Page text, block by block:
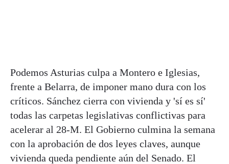
Podemos Asturias culpa a Montero e Iglesias,
frente a Belarra, de imponer mano dura con los
críticos. Sánchez cierra con vivienda y 'sí es sí'
todas las carpetas legislativas conflictivas para
acelerar al 28-M. El Gobierno culmina la semana
con la aprobación de dos leyes claves, aunque
vivienda queda pendiente aún del Senado. El